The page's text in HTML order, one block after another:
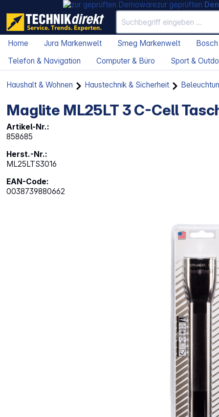
zur geprüften
Home Jura Markenwelt Smeg Markenwelt
Telefon & Navigation
Computer & Büro Sport &
Haushalt & Wohnen Haustechnik & Sicherheit
Maglite ML25LT 3 C-Cell
Artikel-Nr.:
858685
Herst.-Nr.:
ML25LTS3016
EAN-Code:
0038739880662